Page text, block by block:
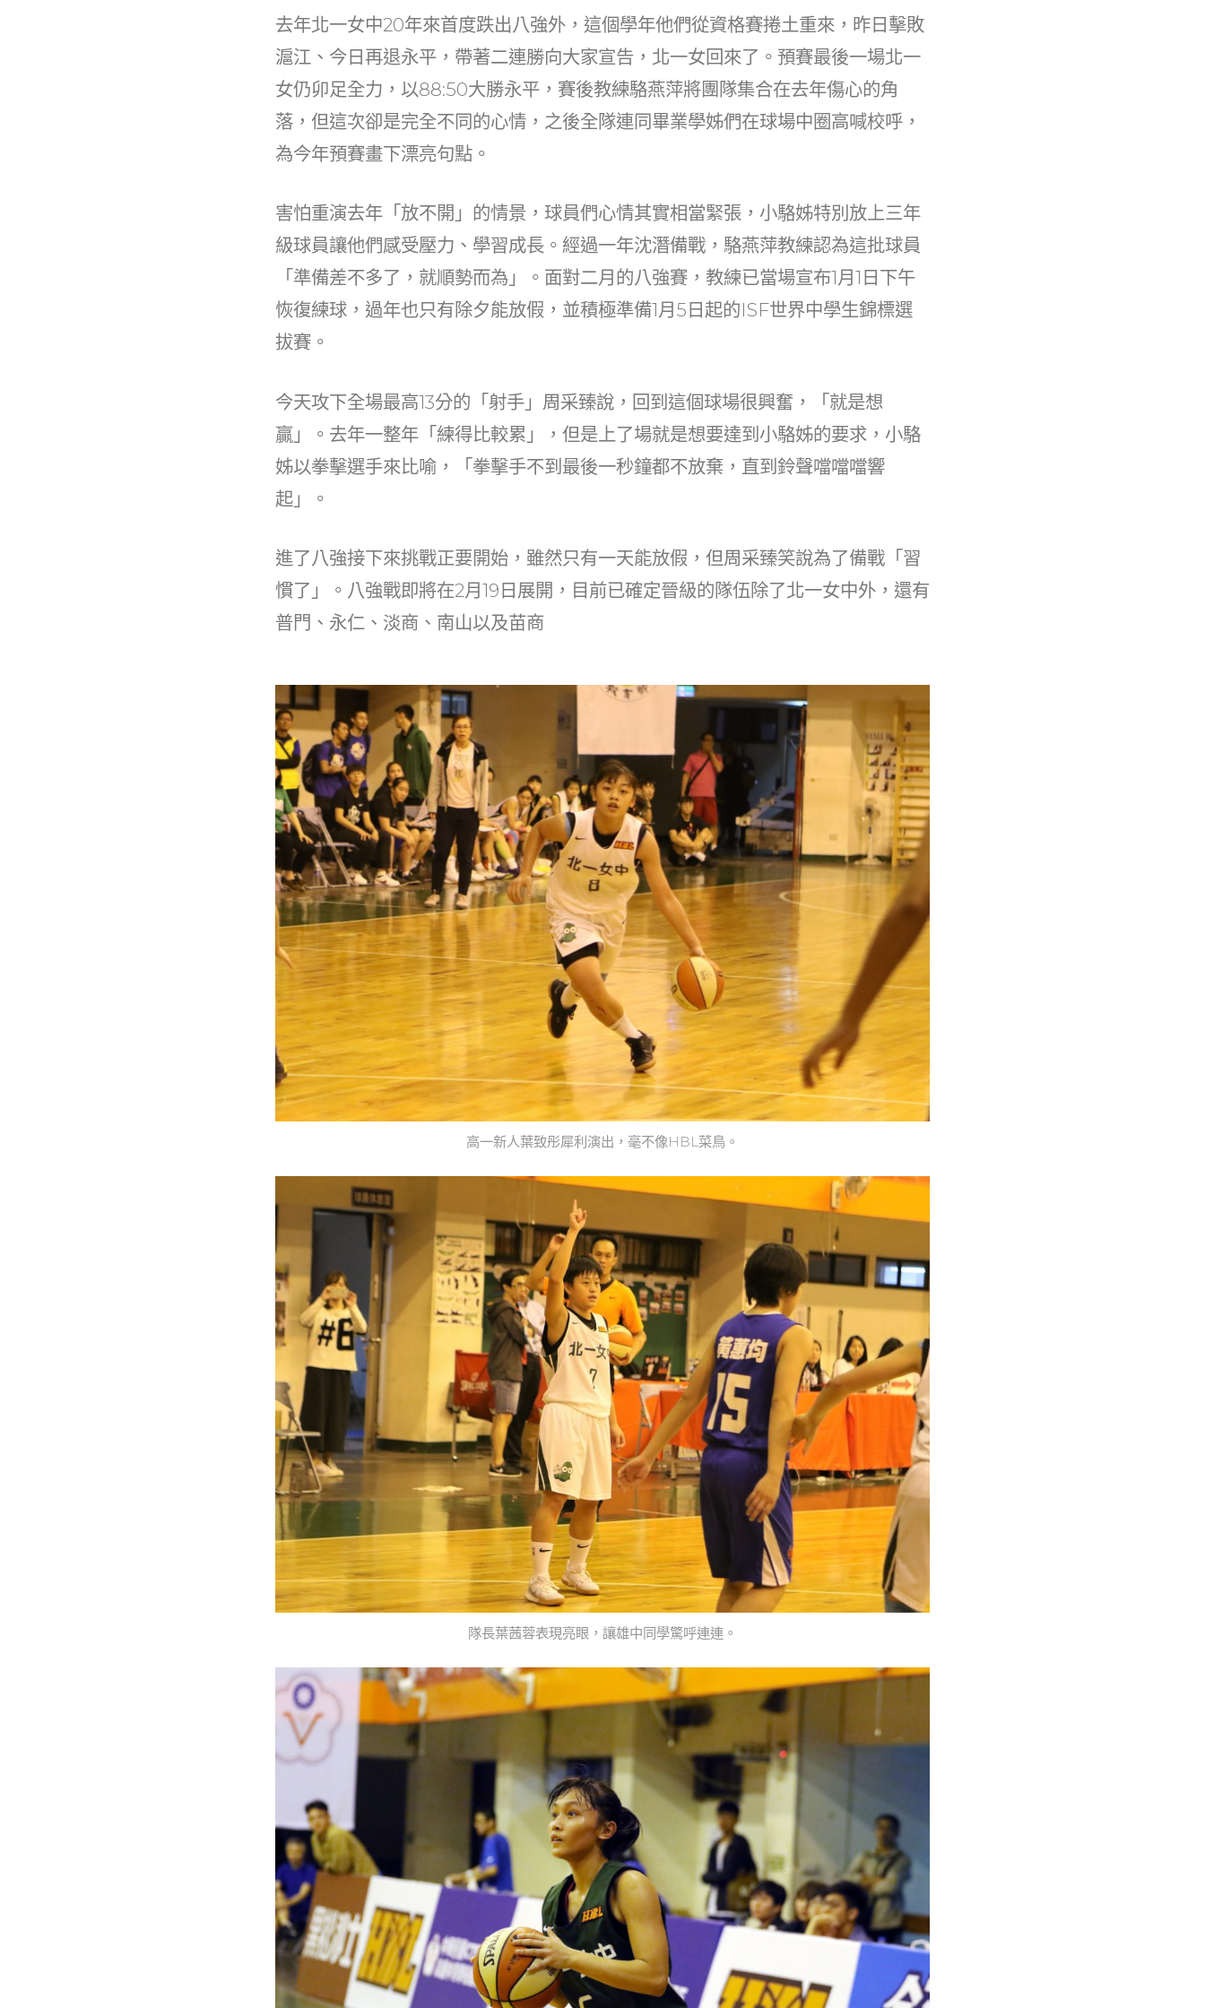
e c
e
b
o
o
k
itt
er
ai
l
C
h
at
k
e
dI
n
去年北一女中20年來首度跌出八強外，這個學年他們從資格賽捲土重來，昨日擊敗
滬江、今日再退永平，帶著二連勝向大家宣告，北一女回來了。預賽最後一場北一
女仍卯足全力，以88:50大勝永平，賽後教練駱燕萍將團隊集合在去年傷心的角
落，但這次卻是完全不同的心情，之後全隊連同畢業學姊們在球場中圈高喊校呼，
為今年預賽畫下漂亮句點。
害怕重演去年「放不開」的情景，球員們心情其實相當緊張，小駱姊特別放上三年
級球員讓他們感受壓力、學習成長。經過一年沈潛備戰，駱燕萍教練認為這批球員
「準備差不多了，就順勢而為」。面對二月的八強賽，教練已當場宣布1月1日下午
恢復練球，過年也只有除夕能放假，並積極準備1月5日起的ISF世界中學生錦標選
拔賽。
今天攻下全場最高13分的「射手」周采臻說，回到這個球場很興奮，「就是想
贏」。去年一整年「練得比較累」，但是上了場就是想要達到小駱姊的要求，小駱
姊以拳擊選手來比喻，「拳擊手不到最後一秒鐘都不放棄，直到鈴聲噹噹噹響
起」。
進了八強接下來挑戰正要開始，雖然只有一天能放假，但周采臻笑說為了備戰「習
慣了」。八強戰即將在2月19日展開，目前已確定晉級的隊伍除了北一女中外，還有
普門、永仁、淡商、南山以及苗商
高一新人葉致彤犀利演出，毫不像HBL菜鳥。
隊長葉茜蓉表現亮眼，讓雄中同學驚呼連連。